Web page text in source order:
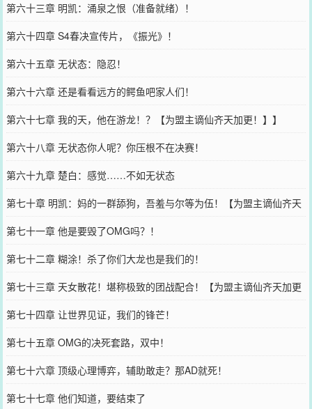
第六十三章 明凯：涌泉之恨（准备就绪）！
第六十四章 S4春决宣传片，《振光》！
第六十五章 无状态：隐忍！
第六十六章 还是看看远方的鳄鱼吧家人们！
第六十七章 我的天，他在游龙！？【为盟主谪仙齐天加更！】】
第六十八章 无状态你人呢？你压根不在决赛！
第六十九章 楚白：感觉……不如无状态
第七十章 明凯：妈的一群舔狗，吾羞与尔等为伍！【为盟主谪仙齐天
加更2！】
第七十一章 他是要毁了OMG吗？！
第七十二章 糊涂！杀了你们大龙也是我们的！
第七十三章 天女散花！堪称极致的团战配合！【为盟主谪仙齐天加更
3！】
第七十四章 让世界见证，我们的锋芒！
第七十五章 OMG的决死套路，双中！
第七十六章 顶级心理博弈，辅助敢走？那AD就死！
第七十七章 他们知道，要结束了